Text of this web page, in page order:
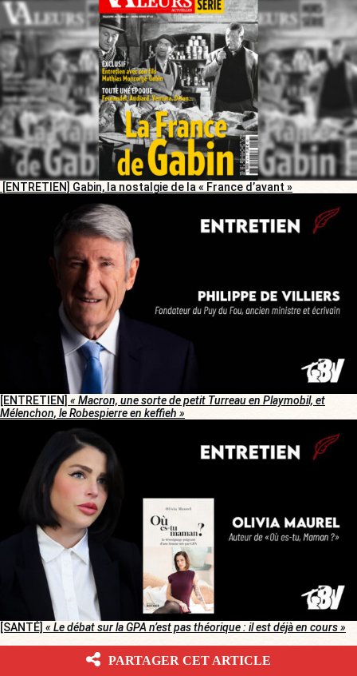
[ENTRETIEN] Gabin, la nostalgie de la « France d’avant »
[ENTRETIEN] « Macron, une sorte de petit Turreau en Playmobil, et
Mélenchon, le Robespierre en keffieh »
[SANTÉ] « Le débat sur la GPA n’est pas théorique : il est déjà en cours »
CORRECTIFS ET MISES À JOUR
PARTAGER CET ARTICLE